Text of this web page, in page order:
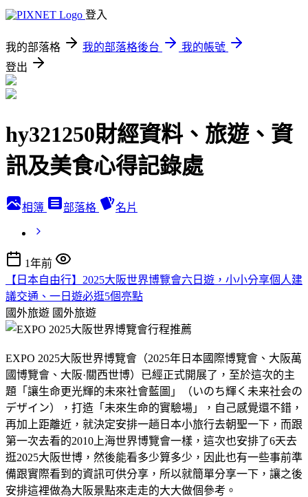
登入
我的部落格 我的部落格後台
我的帳號
登出
hy321250財經資料、旅遊、資
訊及美食心得記錄處
相簿 部落格 名片
1年前
【日本自由行】2025大阪世界博覽會六日遊，小小分享個人建
議交通、一日遊必逛5個亮點
國外旅遊 國外旅遊
EXPO 2025大阪世界博覽會（2025年日本國際博覽會、大阪萬
國博覽會、大阪·關西世博）已經正式開展了，至於這次的主
題「讓生命更光輝的未來社會藍圖」（いのち輝く未来社会の
デザイン），打造「未來生命的實驗場」，自己感覺還不錯，
再加上距離近，就決定安排一趟日本小旅行去朝聖一下，而跟
第一次去看的2010上海世界博覽會一樣，這次也安排了6天去
逛2025大阪世博，然後能看多少算多少，因此也有一些事前準
備跟實際看到的資訊可供分享，所以就簡單分享一下，讓之後
安排這裡做為大阪景點來走走的大大做個參考。